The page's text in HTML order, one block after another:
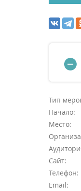
Тип
Начало:
Место:
Сайт:
Телефон:
Email: